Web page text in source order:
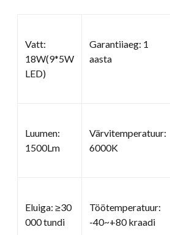
Vatt:
18W(9*5W
LED)
Garantiiaeg: 1
aasta
Luumen:
1500Lm
Värvitemperatuur:
6000K
Eluiga: ≥30
000 tundi
Töötemperatuur:
-40~+80 kraadi